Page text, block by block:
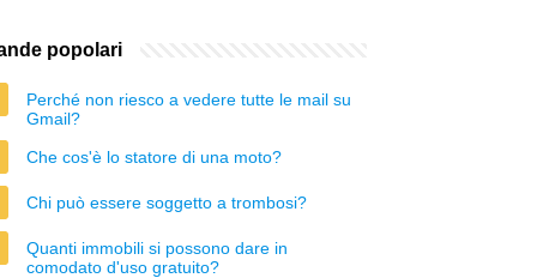
popolari
Perché non riesco a vedere tutte le mail su
Gmail?
Che cos'è lo statore di una moto?
Chi può essere soggetto a trombosi?
Quanti immobili si possono dare in
comodato d'uso gratuito?